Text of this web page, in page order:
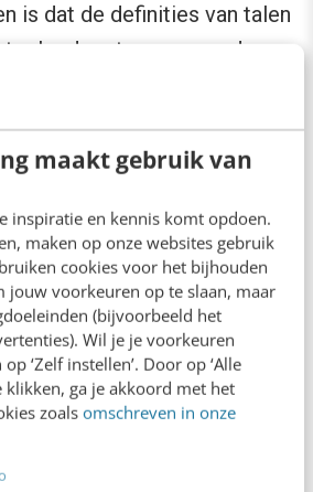
maakt gebruik van
inspiratie en kennis komt opdoen.
maken op onze websites gebruik
cookies voor het bijhouden
jouw voorkeuren op te slaan, maar
(bijvoorbeeld het
Wil je je voorkeuren
‘Zelf instellen’. Door op ‘Alle
klikken, ga je akkoord met het
zoals omschreven in onze
is dat de definities van talen
met zogenaamde
het taal gedeelte zijn dit
1 Alpha 2 formaten.
best wat keuzes maken. Ze
af van de huidige situatie
extensie heb je
ook wat je wil in de
aan volledige
van de website per